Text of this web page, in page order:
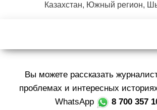
Казахстан, Южный регион,
Вы можете рассказать
проблемах и интересных
WhatsApp
8 700 357